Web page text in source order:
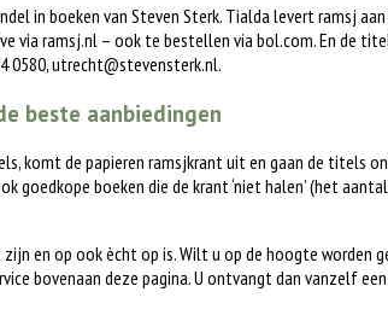
in boeken van Steven Sterk. Tialda levert ramsj
via ramsj.nl – ook te bestellen via bol.com. En de
0580,utrecht@stevensterk.nl.
beste aanbiedingen
komt de papieren ramsjkrant uit en gaan de titels
goedkope boeken die de krant ‘niet halen’ (het
en op ook ècht op is. Wilt u op de hoogte worden
bovenaan deze pagina. U ontvangt dan vanzelf